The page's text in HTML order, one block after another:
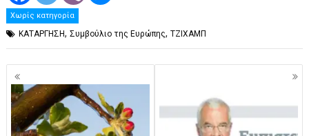
Χωρίς κατηγορία
ΚΑΤΑΡΓΗΣΗ,Συμβούλιο της Ευρώπης,ΤΖΙΧΑΜΠ
Πλοήγηση
άρθρων